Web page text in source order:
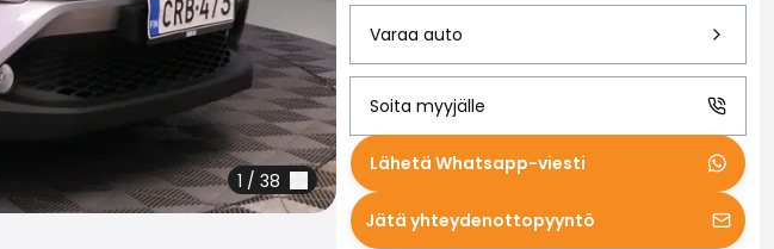
1 / 38
Varaa auto
Lähetä Whatsapp-viesti
Soita myyjälle
Jätä yhteydenottopyyntö